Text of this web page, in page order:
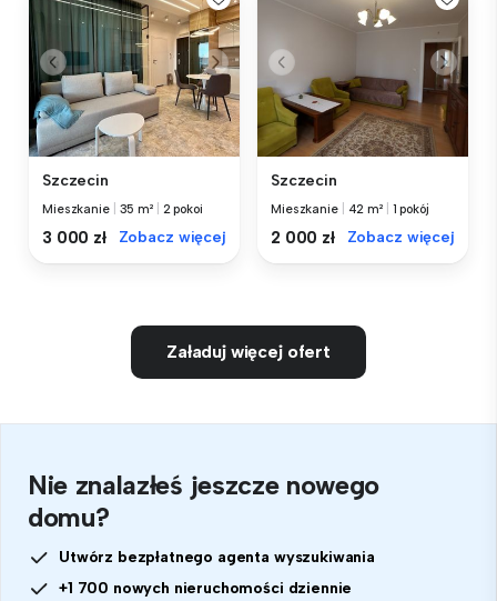
Szczecin
Mieszkanie 35 m² 2 pokoi
3 000 zł Zobacz więcej
Szczecin
Mieszkanie 42 m² 1 pokój
2 000 zł Zobacz więcej
Załaduj więcej ofert
Nie znalazłeś jeszcze nowego
domu?
Utwórz bezpłatnego agenta wyszukiwania
+1 700 nowych nieruchomości dziennie